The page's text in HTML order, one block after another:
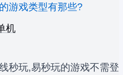
游戏类型有那些?
机
秒玩,易秒玩的游戏不需登